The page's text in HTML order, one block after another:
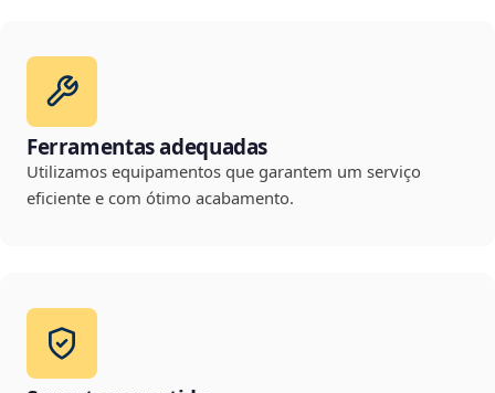
Ferramentas adequadas
Utilizamos equipamentos que garantem um serviço
eficiente e com ótimo acabamento.